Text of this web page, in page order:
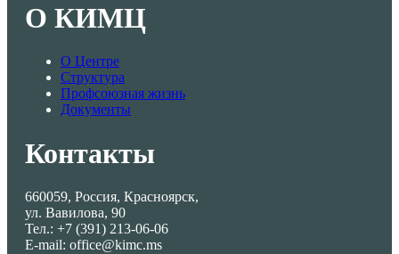
О КИМЦ
О Центре
Структура
Профсоюзная жизнь
Документы
Контакты
660059, Россия, Красноярск,
ул. Вавилова, 90
Тел.: +7 (391) 213-06-06
E-mail: office@kimc.ms